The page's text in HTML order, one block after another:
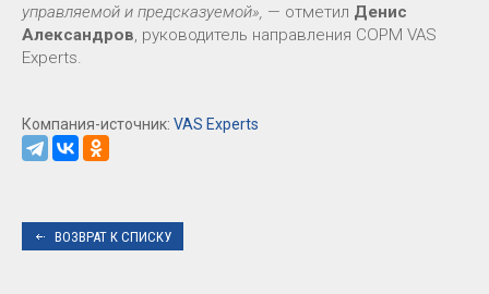
управляемой и предсказуемой», — отметил Денис
Александров, руководитель направления СОРМ VAS
Experts.
Компания-источник: VAS Experts
ВОЗВРАТ К СПИСКУ